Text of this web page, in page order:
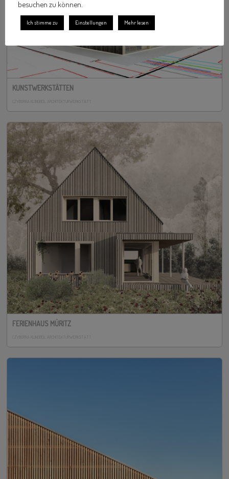
KUNSTWERKSTÄTTEN
CZYBORRA KLINGBEIL ARCHITEKTURWERKSTATT
FERIENHAUS MÜRITZ
CZYBORRA KLINGBEIL ARCHITEKTURWERKSTATT
besuchen zu können.
Ich stimme zu Einstellungen Mehr lesen